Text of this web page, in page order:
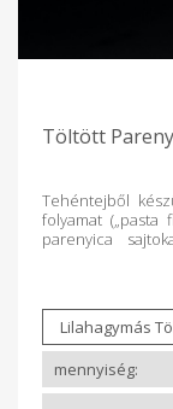
Töltött
Tehéntejből
folyamat („pasta
parenyica
paradicsomos-